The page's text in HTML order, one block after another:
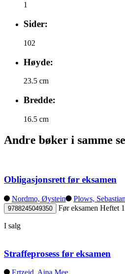
1
Sider:
102
Høyde:
23.5 cm
Bredde:
16.5 cm
Andre bøker i samme
Obligasjonsrett før eksamen
Nordmo, Øystein Plows, Sebastian
9788245049350 Før eksamen Heftet
I salg
Straffeprosess før eksamen